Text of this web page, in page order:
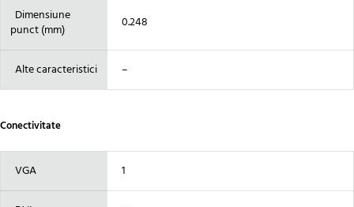
Dimensiune
punct (mm)
0.248
Alte caracteristici –
Conectivitate
VGA 1